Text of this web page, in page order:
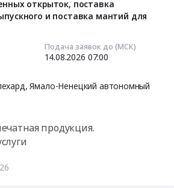
открыток, поставка
и поставка мантий для
Подача заявок до (МСК)
14.08.2026 07:00
Ямало-Ненецкий автономный
продукция.